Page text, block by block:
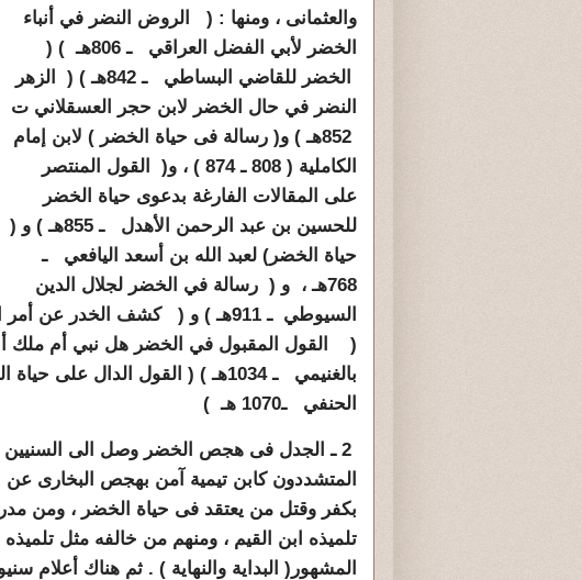
والعثمانى ، ومنها : ( الروض النضر في أنباء
الخضر لأبي الفضل العراقي ـ 806هـ ) (
الخضر للقاضي البساطي ـ 842هـ ) ( الزهر
النضر في حال الخضر لابن حجر العسقلاني ت
852هـ ) و( رسالة فى حياة الخضر ) لابن إمام
الكاملية ( 808 ـ 874 ) ، و( القول المنتصر
على المقالات الفارغة بدعوى حياة الخضر
للحسين بن عبد الرحمن الأهدل ـ 855هـ ) و (
حياة الخضر) لعبد الله بن أسعد اليافعي ـ
768هـ ، و ( رسالة في الخضر لجلال الدين
( القول المقبول في الخضر هل نبي أم ملك
بالغنيمي ـ 1034هـ ) ( القول الدال
الحنفي ـ1070 هـ )
2 ـ الجدل فى هجص الخضر وصل الى السنيين
المتشددون كابن تيمية آمن بهجص البخارى
بكفر وقتل من يعتقد فى حياة الخضر ، ومن
تلميذه ابن القيم ، ومنهم من خالفه مثل
المشهور( البداية والنهاية ) . ثم هناك أعلام